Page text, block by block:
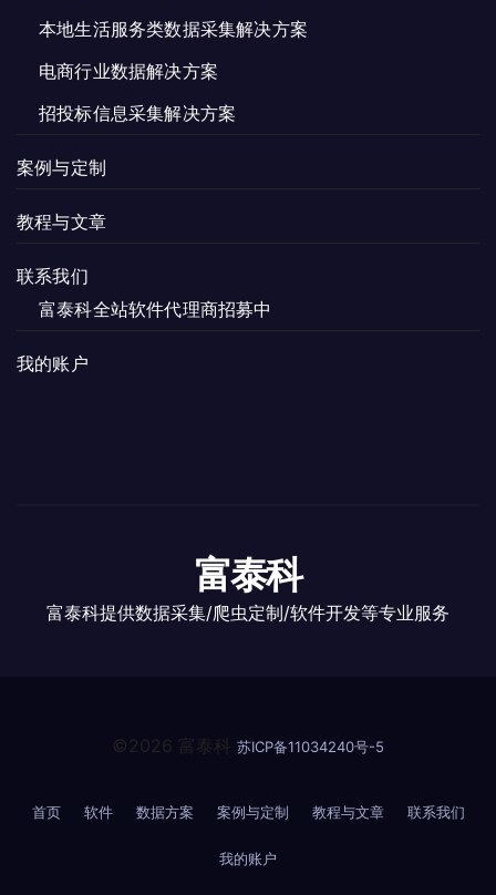
本地生活服务类数据采集解决方案
电商行业数据解决方案
招投标信息采集解决方案
案例与定制
教程与文章
联系我们
富泰科全站软件代理商招募中
我的账户
富泰科
富泰科提供数据采集/爬虫定制/软件开发等专业服务
©2026 富泰科 苏ICP备11034240号-5
首页 软件 数据方案 案例与定制 教程与文章 联系我们
我的账户